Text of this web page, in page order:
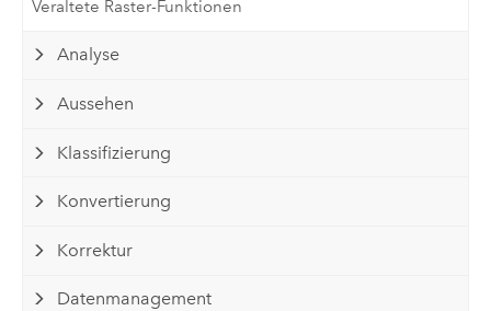
Veraltete Raster-Funktionen
Analyse
Aussehen
Klassifizierung
Konvertierung
Korrektur
Datenmanagement